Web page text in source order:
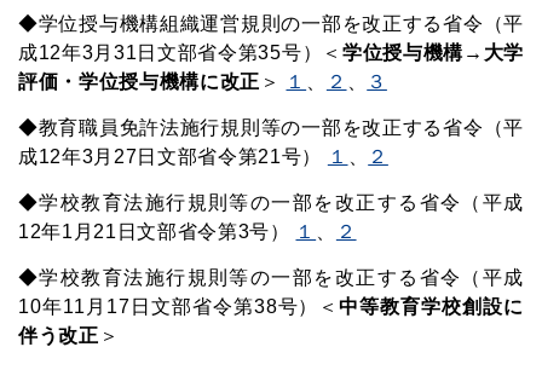
◆学位授与機構組織運営規則の一部を改正する省令（平
成12年3月31日文部省令第35号）＜ 学位授与機構→大学
評価・学位授与機構に改正 ＞ １ ２ ３
◆教育職員免許法施行規則等の一部を改正する省令（平
成12年3月27日文部省令第21号）
１ ２
◆学校教育法施行規則等の一部を改正する省令（平成
12年1月21日文部省令第3号）
１ ２
◆学校教育法施行規則等の一部を改正する省令（平成
10年11月17日文部省令第38号）＜中等教育学校創設に
伴う改正 ＞